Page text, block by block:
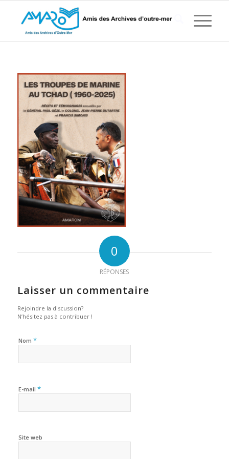
0
RÉPONSES
Laisser un commentaire
Rejoindre la discussion?
N’hésitez pas à contribuer !
Nom *
E-mail *
Site web